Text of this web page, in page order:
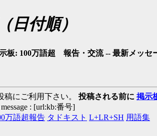
付順）
板: 100万語超 報告・交流 -- 最新メッセ
にご利用下さい。 投稿される前に 掲示
: [url:kb:番号]
万語超報告 タドキスト L+LR+SH 用語集